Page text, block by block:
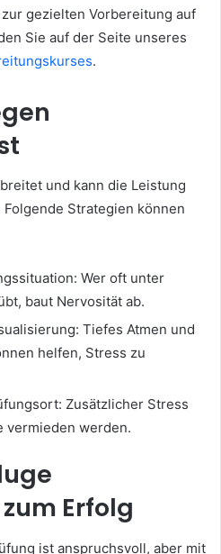
gezielten Vorbereitung auf
Sie auf der Seite unseres
.
und kann die Leistung
Strategien können
Wer oft unter
baut Nervosität ab.
Tiefes Atmen und
helfen, Stress zu
Zusätzlicher Stress
vermieden werden.
Erfolg
ist anspruchsvoll, aber mit